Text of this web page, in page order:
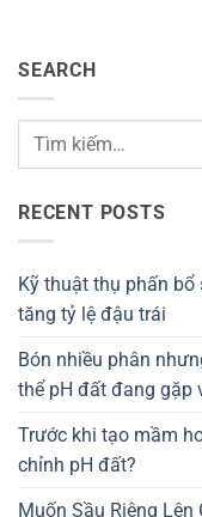
SEARCH
RECENT POSTS
Kỹ thuật thụ phấn
tăng tỷ lệ đậu trái
Bón nhiều phân
thể pH đất đang gặp
Trước khi tạo mầm
chỉnh pH đất?
Muốn Sầu Riêng